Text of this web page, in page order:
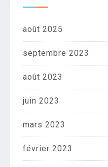
août 2025
septembre 2023
août 2023
juin 2023
mars 2023
février 2023